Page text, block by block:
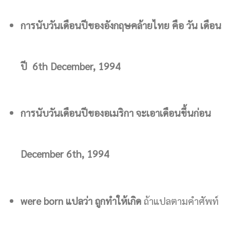
การนับวันเดือนปีของอังกฤษคล้ายไทย คือ วัน เดือน
ปี 6th December, 1994
การนับวันเดือนปีของอเมริกา จะเอาเดือนขึ้นก่อน
December 6th, 1994
were born แปลว่า ถูกทำให้เกิดถ้าแปลตามคำศัพท์